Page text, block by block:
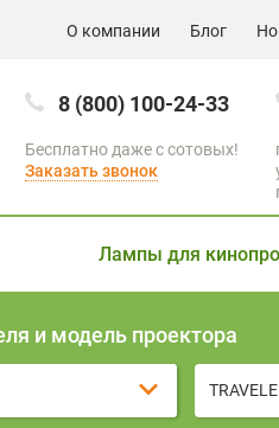
О компании Блог
8 (800) 100-24-33
Бесплатно даже с сотовых!
Заказать звонок
Лампы для
и модель проектора